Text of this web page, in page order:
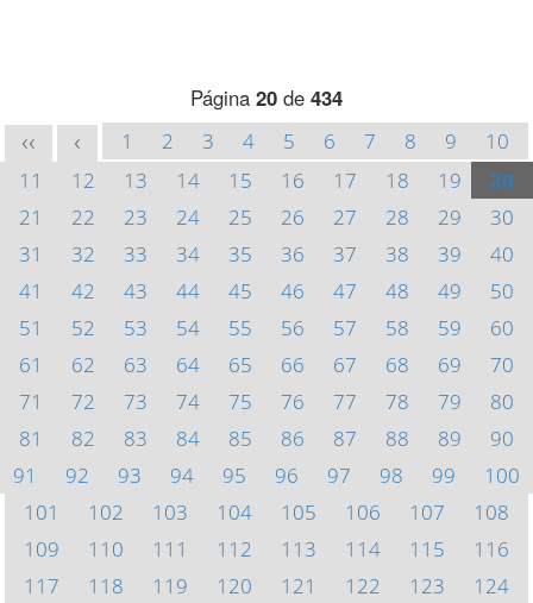
Página 20 de 434
<< < 1 2 3 4 5 6 7 8 9
10
11
12 13 14 15 16 17 18 19
20
21
22 23 24 25 26 27 28 29
30
31
32 33 34 35 36 37 38 39
40
41
42 43 44 45 46 47 48 49
50
51
52 53 54 55 56 57 58 59
60
61
62 63 64 65 66 67 68 69
70
71
72 73 74 75 76 77 78 79
80
81
82 83 84 85 86 87 88 89
90
91
92 93 94 95 96 97 98 99
100
101
102 103 104 105 106 107
108
109
110 111 112 113 114 115
116
117
118 119 120 121 122 123
124